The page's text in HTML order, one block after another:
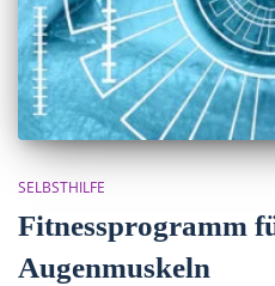
SELBSTHILFE
Fitnessprogramm
Augenmuskeln